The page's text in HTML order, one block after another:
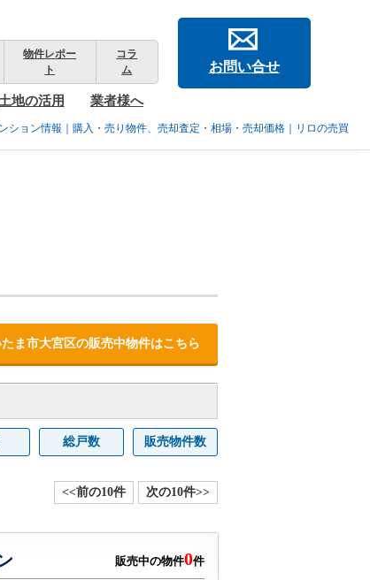
ション情報｜購入・売り物件、売却査定・相場・売却価格｜リロの売買
物件レポー
ト
コラ
ム
土地の活用 業者様へ
お問い合せ
たま市大宮区の販売中物件はこちら
総戸数 販売物件数
<<前の10件 次の10件>>
販売中の物件0件